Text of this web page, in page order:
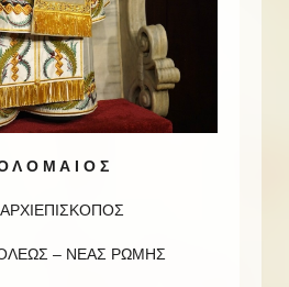
Λ Ο Μ Α Ι Ο Σ
– ΝΕΑΣ ΡΩΜΗΣ